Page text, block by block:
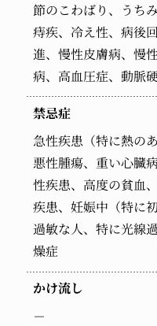
節のこわばり、うち
痔疾、冷え性、病後
進、慢性皮膚病、慢
病、高血圧症、動脈
禁忌症
急性疾患（特に熱の
悪性腫瘍、重い心臓
性疾患、高度の貧血
疾患、妊娠中（特に
過敏な人、特に光線
燥症
かけ流し
－